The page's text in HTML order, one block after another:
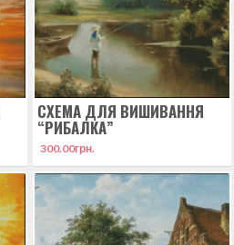
СХЕМА ДЛЯ ВИШИВАННЯ
“РИБАЛКА”
300.00грн.